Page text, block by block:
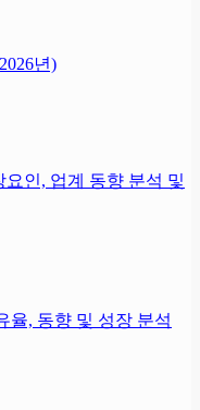
년)
인, 업계 동향 분석 및
율, 동향 및 성장 분석